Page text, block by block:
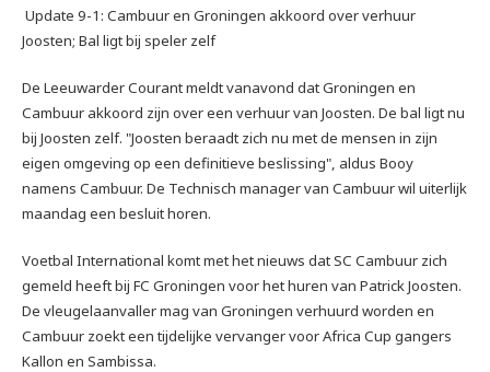
Update 9-1: Cambuur en Groningen akkoord over verhuur
Joosten; Bal ligt bij speler zelf
De Leeuwarder Courant meldt vanavond dat Groningen en
Cambuur akkoord zijn over een verhuur van Joosten. De bal ligt nu
bij Joosten zelf. "Joosten beraadt zich nu met de mensen in zijn
eigen omgeving op een definitieve beslissing", aldus Booy
namens Cambuur. De Technisch manager van Cambuur wil uiterlijk
maandag een besluit horen.
Voetbal International komt met het nieuws dat SC Cambuur zich
gemeld heeft bij FC Groningen voor het huren van Patrick Joosten.
De vleugelaanvaller mag van Groningen verhuurd worden en
Cambuur zoekt een tijdelijke vervanger voor Africa Cup gangers
Kallon en Sambissa.